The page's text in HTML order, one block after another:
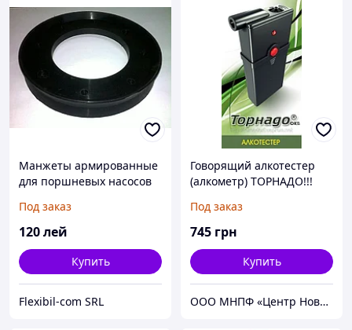
Манжеты армированные
для поршневых насосов
Под заказ
120лей
Купить
Flexibil-com SRL
Говорящий алкотестер
(алкометр) ТОРНАДО!!!
Под заказ
745 грн
Купить
ООО МНПФ «Центр Новые Технологии»